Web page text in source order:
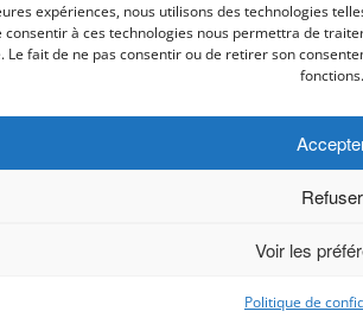
expériences, nous utilisons des technologies
consentir à ces technologies nous permettra de
Le fait de ne pas consentir ou de retirer son
fonctions.
Refuser
Voir les
Politique de